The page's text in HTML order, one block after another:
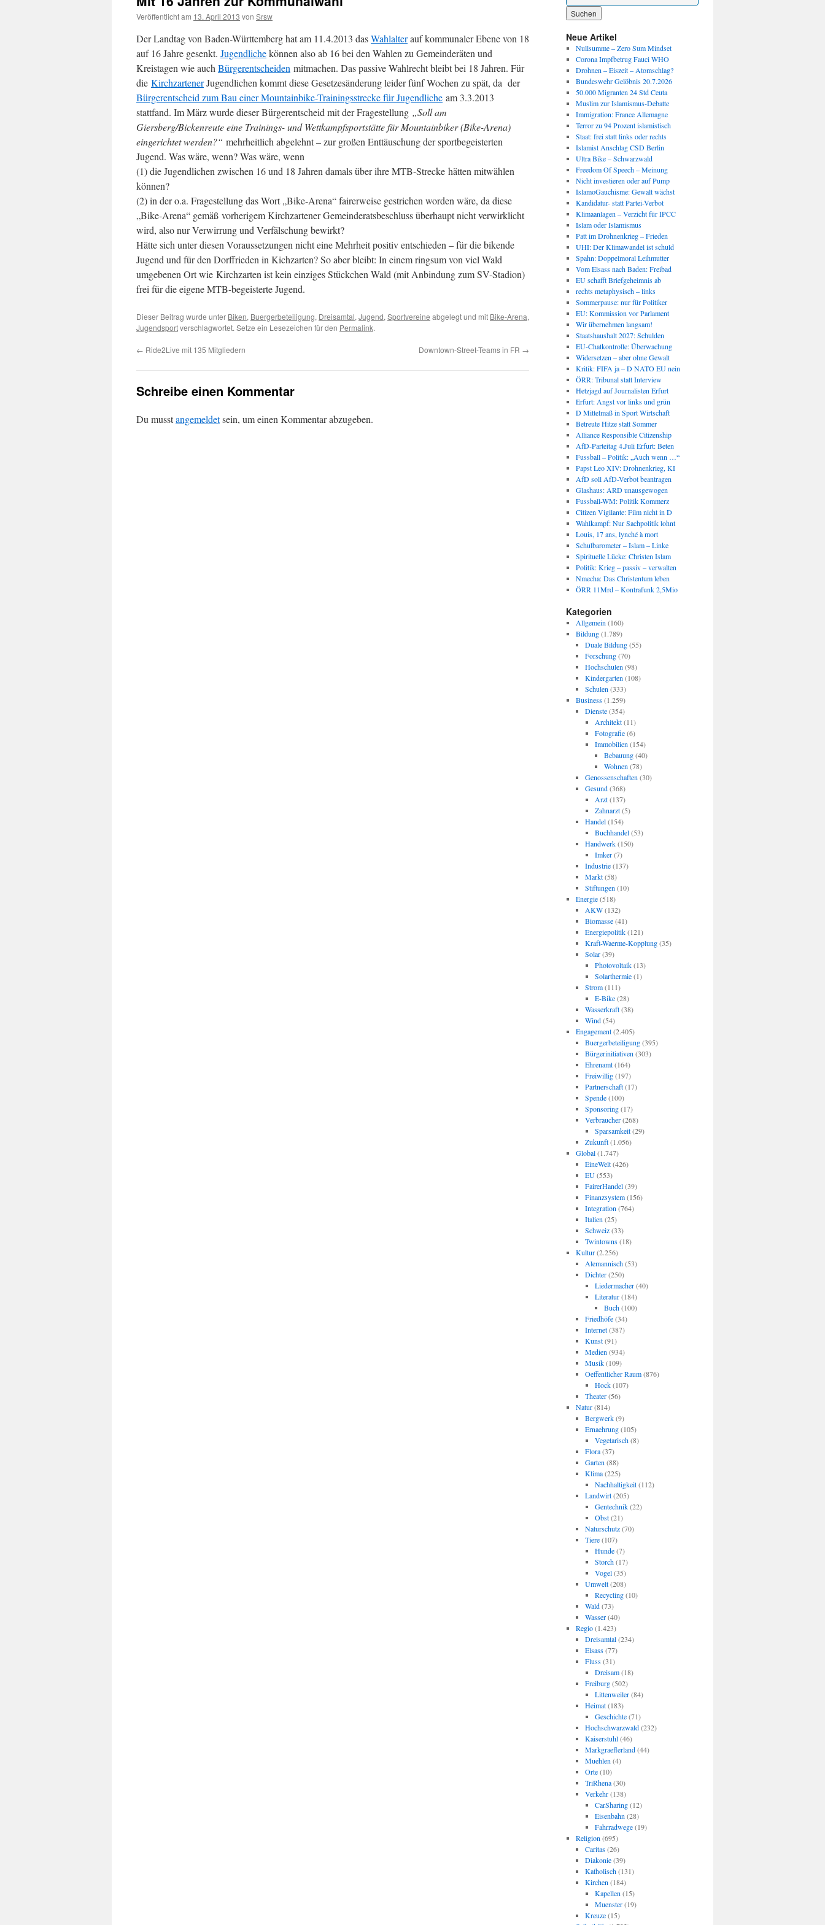
Veröffentlicht am 13. April 2013 von Srsw
Der Landtag von Baden-Württemberg hat am 11.4.2013 dasWahlalterauf kommunaler Ebene von 18
auf 16 Jahre gesenkt. Jugendlichekönnen also ab 16 bei den Wahlen zu Gemeinderäten und
Kreistagen wie auch Bürgerentscheiden mitmachen. Das passive Wahlrecht bleibt bei 18 Jahren. Für
die KirchzartenerJugendlichen kommt diese Gesetzesänderung leider fünf Wochen zu spät, da der
Bürgerentscheid zum Bau einer Mountainbike-Trainingsstrecke für Jugendliche am 3.3.2013
stattfand. Im März wurde dieser Bürgerentscheid mit der Fragestellung „Soll am
Giersberg/Bickenreute eine Trainings- und Wettkampfsportstätte für Mountainbiker (Bike-Arena)
eingerichtet werden?“ mehrheitlich abgelehnt – zur großen Enttäuschung der sportbegeisterten
Jugend. Was wäre, wenn? Was wäre, wenn
(1) die Jugendlichen zwischen 16 und 18 Jahren damals über ihre MTB-Strecke hätten mitwählen
können?
(2) in der o.a. Fragestellung das Wort „Bike-Arena“ fairerweise gestrichen worden wäre, da diese
„Bike-Arena“ gemäß vorherigem Kirchzartener Gemeinderatsbeschluss überhaupt nicht verwirklicht
wird, also nur Verwirrung und Verfälschung bewirkt?
Hätte sich unter diesen Voraussetzungen nicht eine Mehrheit positiv entschieden – für die bikende
Jugend und für den Dorffrieden in Kichzarten? So aber bleibt: In einem ringsum von viel Wald
umgebenen Ort wie Kirchzarten ist kein einziges Stückchen Wald (mit Anbindung zum SV-Stadion)
frei für die eigene MTB-begeisterte Jugend.
Dieser Beitrag wurde unter Biken, Buergerbeteiligung, Dreisamtal, Jugend, Sportvereine abgelegt und mit Bike-Arena,
Jugendsportverschlagwortet. Setze ein Lesezeichen für den Permalink.
← Ride2Live mit 135 Mitgliedern Downtown-Street-Teams in FR →
Schreibe einen Kommentar
Du musstangemeldetsein, um einen Kommentar abzugeben.
Neue Artikel
Nullsumme – Zero Sum Mindset
Corona Impfbetrug Fauci WHO
Drohnen – Eiszeit – Atomschlag?
Bundeswehr Gelöbnis 20.7.2026
50.000 Migranten 24 Std Ceuta
Muslim zur Islamismus-Debatte
Immigration: France Allemagne
Terror zu 94 Prozent islamistisch
Staat: frei statt links oder rechts
Islamist Anschlag CSD Berlin
Ultra Bike – Schwarzwald
Freedom Of Speech – Meinung
Nicht investieren oder auf Pump
IslamoGauchisme: Gewalt wächst
Kandidatur- statt Partei-Verbot
Klimaanlagen – Verzicht für IPCC
Islam oder Islamismus
Patt im Drohnenkrieg – Frieden
UHI: Der Klimawandel ist schuld
Spahn: Doppelmoral Leihmutter
Vom Elsass nach Baden: Freibad
EU schafft Briefgeheimnis ab
rechts metaphysisch – links
Sommerpause: nur für Politiker
EU: Kommission vor Parlament
Wir übernehmen langsam!
Staatshaushalt 2027: Schulden
EU-Chatkontrolle: Überwachung
Widersetzen – aber ohne Gewalt
Kritik: FIFA ja – D NATO EU nein
ÖRR: Tribunal statt Interview
Hetzjagd auf Journalisten Erfurt
Erfurt: Angst vor links und grün
D Mittelmaß in Sport Wirtschaft
Betreute Hitze statt Sommer
Alliance Responsible Citizenship
AfD-Parteitag 4.Juli Erfurt: Beten
Fussball – Politik: „Auch wenn …“
Papst Leo XIV: Drohnenkrieg, KI
AfD soll AfD-Verbot beantragen
Glashaus: ARD unausgewogen
Fussball-WM: Politik Kommerz
Citizen Vigilante: Film nicht in D
Wahlkampf: Nur Sachpolitik lohnt
Louis, 17 ans, lynché à mort
Schulbarometer – Islam – Linke
Spirituelle Lücke: Christen Islam
Politik: Krieg – passiv – verwalten
Nmecha: Das Christentum leben
ÖRR 11Mrd – Kontrafunk 2,5Mio
Kategorien
Allgemein (160)
Bildung(1.789)
Duale Bildung(55)
Forschung(70)
Hochschulen (98)
Kindergarten (108)
Schulen (333)
Business(1.259)
Dienste(354)
Architekt(11)
Fotografie(6)
Immobilien (154)
Bebauung(40)
Wohnen (78)
Genossenschaften (30)
Gesund(368)
Arzt(137)
Zahnarzt(5)
Handel(154)
Buchhandel(53)
Handwerk(150)
Imker(7)
Industrie(137)
Markt(58)
Stiftungen (10)
Energie(518)
AKW(132)
Biomasse(41)
Energiepolitik(121)
Kraft-Waerme-Kopplung(35)
Solar(39)
Photovoltaik(13)
Solarthermie(1)
Strom(111)
E-Bike(28)
Wasserkraft(38)
Wind(54)
Engagement(2.405)
Buergerbeteiligung(395)
Bürgerinitiativen (303)
Ehrenamt(164)
Freiwillig(197)
Partnerschaft(17)
Spende(100)
Sponsoring(17)
Verbraucher(268)
Sparsamkeit(29)
Zukunft(1.056)
Global(1.747)
EineWelt(426)
EU(553)
FairerHandel(39)
Finanzsystem(156)
Integration (764)
Italien (25)
Schweiz(33)
Twintowns(18)
Kultur(2.256)
Alemannisch(53)
Dichter(250)
Liedermacher(40)
Literatur(184)
Buch(100)
Friedhöfe(34)
Internet(387)
Kunst(91)
Medien (934)
Musik(109)
Oeffentlicher Raum(876)
Hock(107)
Theater(56)
Natur(814)
Bergwerk(9)
Ernaehrung(105)
Vegetarisch(8)
Flora(37)
Garten (88)
Klima(225)
Nachhaltigkeit(112)
Landwirt(205)
Gentechnik(22)
Obst(21)
Naturschutz(70)
Tiere(107)
Hunde(7)
Storch(17)
Vogel(35)
Umwelt(208)
Recycling(10)
Wald(73)
Wasser(40)
Regio(1.423)
Dreisamtal(234)
Elsass(77)
Fluss(31)
Dreisam(18)
Freiburg(502)
Littenweiler(84)
Heimat(183)
Geschichte(71)
Hochschwarzwald(232)
Kaiserstuhl(46)
Markgraeflerland(44)
Muehlen (4)
Orte(10)
TriRhena(30)
Verkehr(138)
CarSharing(12)
Eisenbahn (28)
Fahrradwege(19)
Religion (695)
Caritas(26)
Diakonie(39)
Katholisch(131)
Kirchen (184)
Kapellen (15)
Muenster(19)
Kreuze(15)